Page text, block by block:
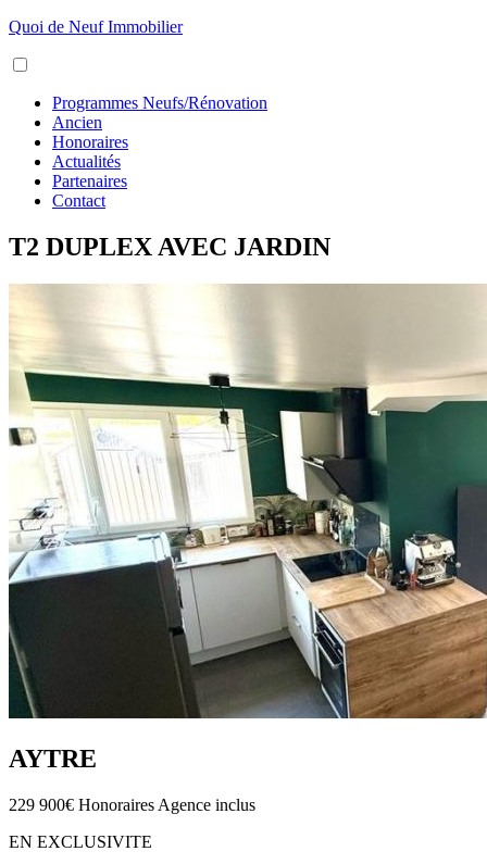
Aller
contenu
Quoi de Neuf Immobilier
Programmes Neufs/Rénovation
Ancien
Honoraires
Actualités
Partenaires
Contact
T2 DUPLEX AVEC JARDIN
AYTRE
229 900€ Honoraires Agence inclus
EN EXCLUSIVITE